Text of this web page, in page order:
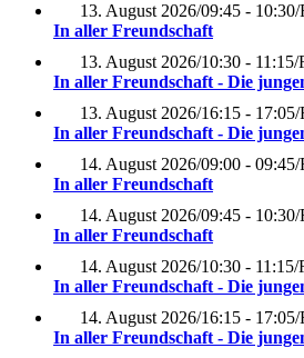
13. August 2026/09:45 - 10:30/
In aller Freundschaft
13. August 2026/10:30 - 11:15/
In aller Freundschaft - Die
13. August 2026/16:15 - 17:05/
In aller Freundschaft - Die
14. August 2026/09:00 - 09:45/
In aller Freundschaft
14. August 2026/09:45 - 10:30/
In aller Freundschaft
14. August 2026/10:30 - 11:15/
In aller Freundschaft - Die
14. August 2026/16:15 - 17:05/
In aller Freundschaft - Die